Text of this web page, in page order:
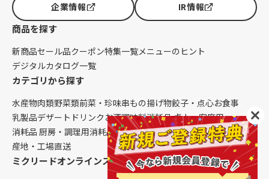
企業情報 IR情報
商品を探す
新商品セール品クーポン特集一覧メニューのヒント
デジタルカタログ一覧
カテゴリから探す
水産物肉類野菜類前菜・珍味串もの揚げ物餃子・点心お食事
乳製品デザート ドリンク お酒調味料消耗品 卓上・客席用
消耗品 厨房・調理用消耗品 クレンリネス生鮮品（配送便限定）
産地・工場直送
ミクリードオンラインストアについて